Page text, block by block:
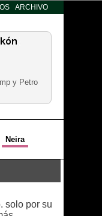
ARCHIVO
y Petro
Neira
solo por su